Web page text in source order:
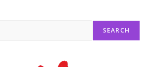
SEARCH